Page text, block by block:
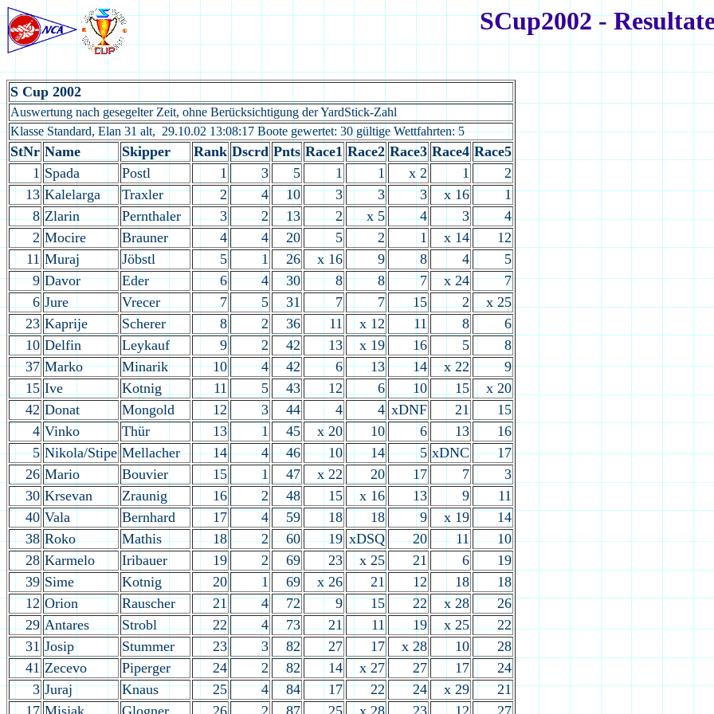
SCup2002 -
S Cup 2002
Auswertung nach gesegelter Zeit, ohne Berücksichtigung der YardStick-Zahl
Klasse Standard, Elan 31 alt, 29.10.02 13:08:17 Boote gewertet: 30 gültige Wettfahrten: 5
StNr Name Skipper Rank Dscrd Pnts Race1 Race2 Race3 Race4 Race5
1 Spada Postl 1 3 5 1 1 x 2 1
2
13 Kalelarga Traxler 2 4 10 3 3 3 x 16
1
8 Zlarin Pernthaler 3 2 13 2 x 5 4 3
4
2 Mocire Brauner 4 4 20 5 2 1 x 14
12
11 Muraj Jöbstl 5 1 26 x 16 9 8 4
5
9 Davor Eder 6 4 30 8 8 7 x 24
7
6 Jure Vrecer 7 5 31 7 7 15 2
x 25
23 Kaprije Scherer 8 2 36 11 x 12 11 8
6
10 Delfin Leykauf 9 2 42 13 x 19 16 5
8
37 Marko Minarik 10 4 42 6 13 14 x 22
9
15 Ive Kotnig 11 5 43 12 6 10 15
x 20
42 Donat Mongold 12 3 44 4 4 xDNF 21
15
4 Vinko Thür 13 1 45 x 20 10 6 13
16
5 Nikola/Stipe Mellacher 14 4 46 10 14 5 xDNC
17
26 Mario Bouvier 15 1 47 x 22 20 17 7
3
30 Krsevan Zraunig 16 2 48 15 x 16 13 9
11
40 Vala Bernhard 17 4 59 18 18 9 x 19
14
38 Roko Mathis 18 2 60 19 xDSQ 20 11
10
28 Karmelo Iribauer 19 2 69 23 x 25 21 6
19
39 Sime Kotnig 20 1 69 x 26 21 12 18
18
12 Orion Rauscher 21 4 72 9 15 22 x 28
26
29 Antares Strobl 22 4 73 21 11 19 x 25
22
31 Josip Stummer 23 3 82 27 17 x 28 10
28
41 Zecevo Piperger 24 2 82 14 x 27 27 17
24
3 Juraj Knaus 25 4 84 17 22 24 x 29
21